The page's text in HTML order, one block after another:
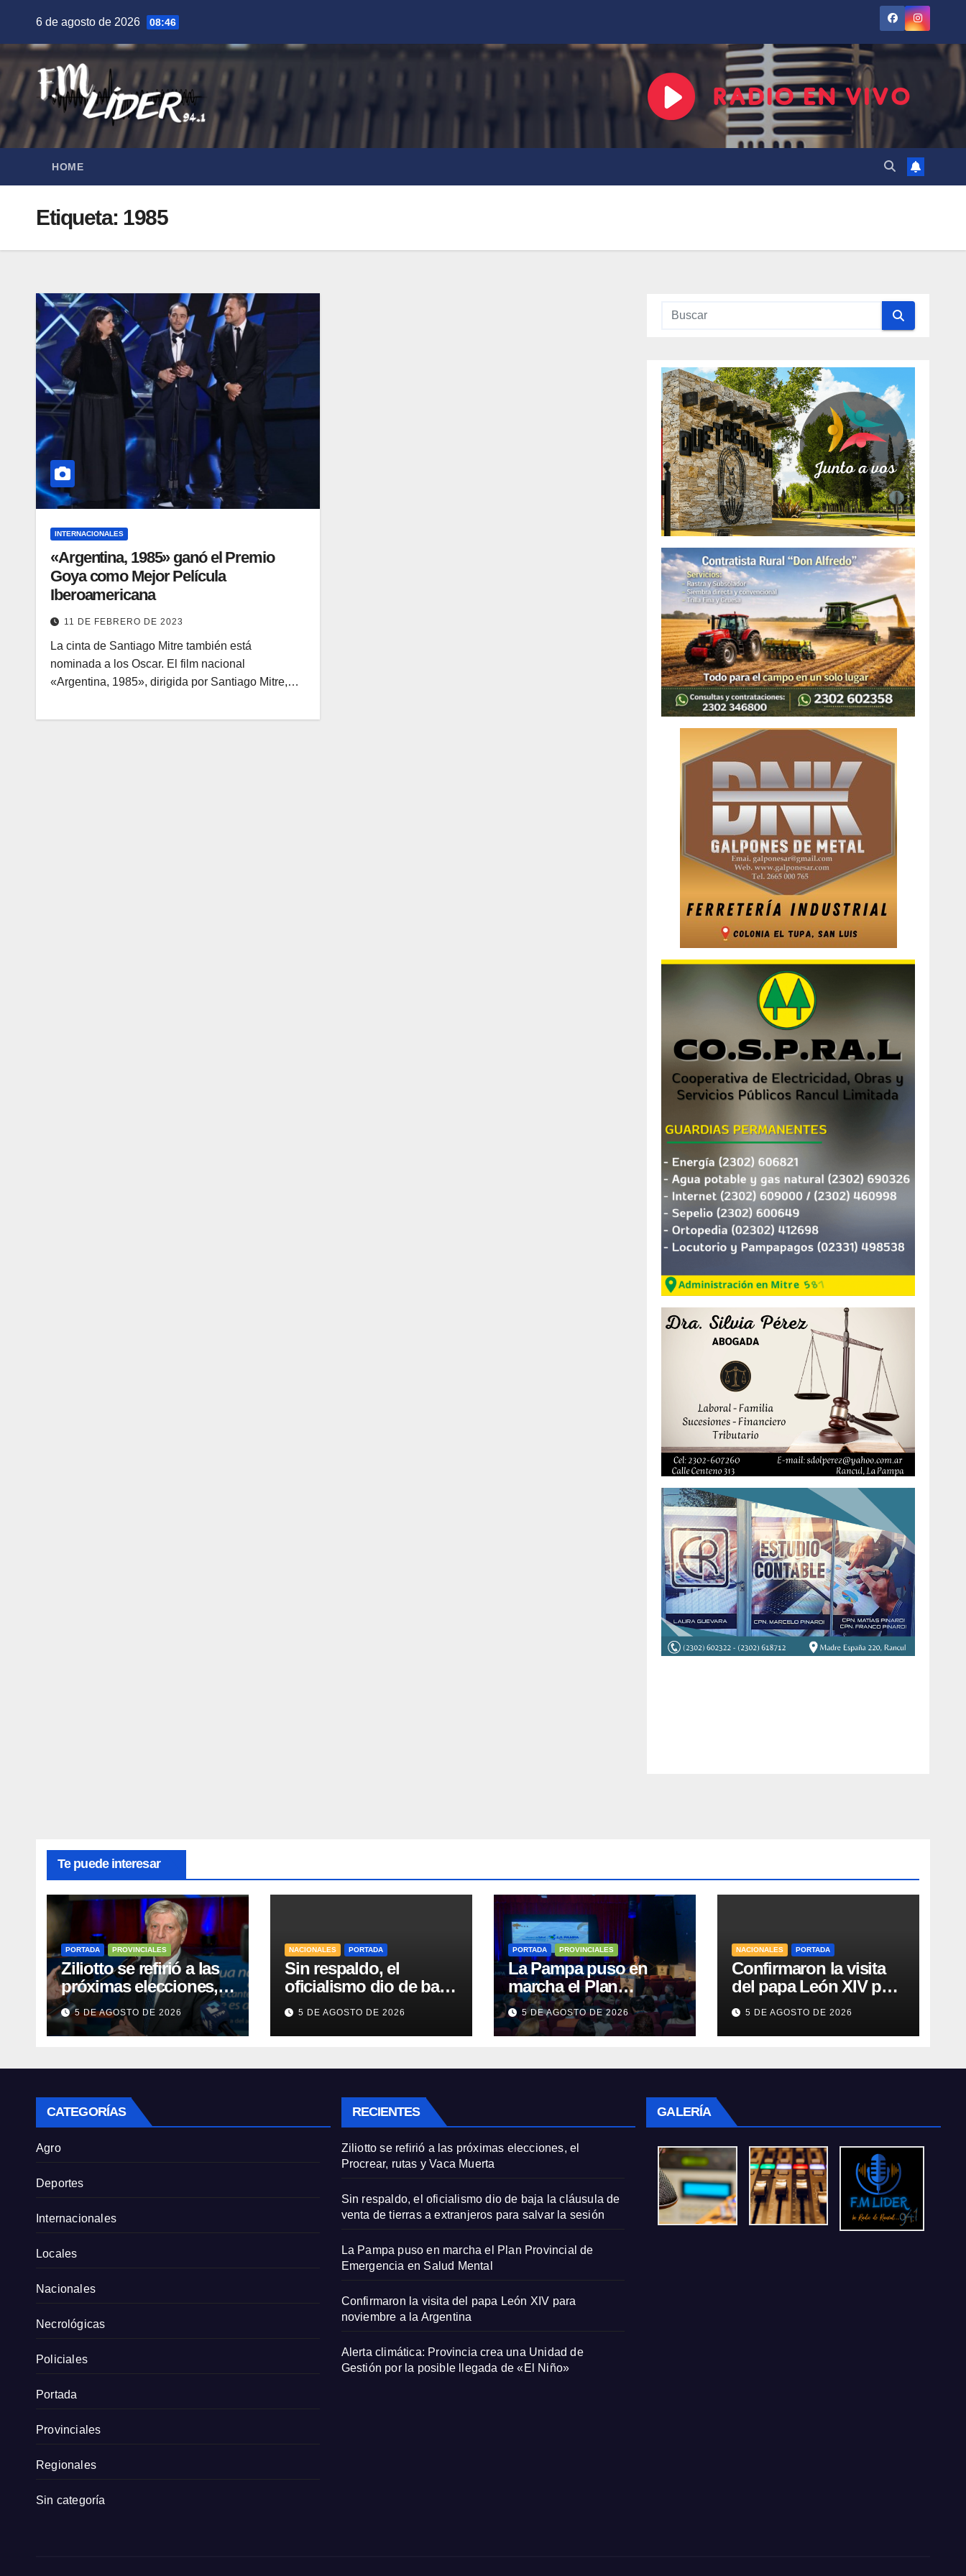
contenido
6 de agosto de 2026 08:46
HOME
Etiqueta: 1985
INTERNACIONALES
«Argentina, 1985» ganó el Premio
Goya como Mejor Película
Iberoamericana
11 DE FEBRERO DE 2023
La cinta de Santiago Mitre también está
nominada a los Oscar. El film nacional
«Argentina, 1985», dirigida por Santiago Mitre,…
Te puede interesar
PORTADA PROVINCIALES
Ziliotto se refirió a las
próximas elecciones,
el Procrear, rutas y
Vaca Muerta
5 DE AGOSTO DE 2026
NACIONALES PORTADA
Sin respaldo, el
oficialismo dio de baja
la cláusula de venta de
tierras a extranjeros
para salvar la sesión
5 DE AGOSTO DE 2026
PORTADA PROVINCIALES
La Pampa puso en
marcha el Plan
Provincial de
Emergencia en Salud
Mental
5 DE AGOSTO DE 2026
NACIONALES PORTADA
Confirmaron la visita
del papa León XIV para
noviembre a la
Argentina
5 DE AGOSTO DE 2026
CATEGORÍAS
Agro
Deportes
Internacionales
Locales
Nacionales
Necrológicas
Policiales
Portada
Provinciales
Regionales
Sin categoría
RECIENTES
Ziliotto se refirió a las próximas elecciones, el
Procrear, rutas y Vaca Muerta
Sin respaldo, el oficialismo dio de baja la cláusula de
venta de tierras a extranjeros para salvar la sesión
La Pampa puso en marcha el Plan Provincial de
Emergencia en Salud Mental
Confirmaron la visita del papa León XIV para
noviembre a la Argentina
Alerta climática: Provincia crea una Unidad de
Gestión por la posible llegada de «El Niño»
GALERÍA